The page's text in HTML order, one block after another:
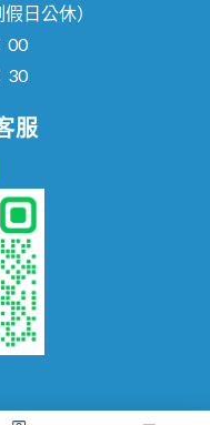
日公休）
00
30
服